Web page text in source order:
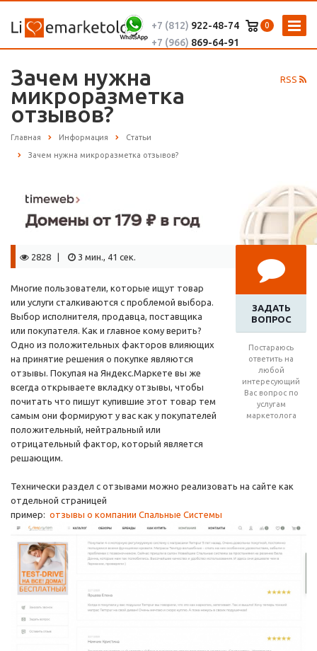
0
+7 (812) 922-48-74
+7 (966) 869-64-91
RSS
Зачем нужна
микроразметка
отзывов?
Главная Информация Статьи
Зачем нужна микроразметка отзывов?
ЗАДАТЬ
ВОПРОС
Постараюсь
ответить на
любой
интересующий
Вас вопрос по
услугам
маркетолога
2828 | 3 мин., 41 сек.
Многие пользователи, которые ищут товар
или услуги сталкиваются с проблемой выбора.
Выбор исполнителя, продавца, поставщика
или покупателя. Как и главное кому верить?
Одно из положительных факторов влияющих
на принятие решения о покупке являются
отзывы. Покупая на Яндекс.Маркете вы же
всегда открываете вкладку отзывы, чтобы
почитать что пишут купившие этот товар тем
самым они формируют у вас как у покупателей
положительный, нейтральный или
отрицательный фактор, который является
решающим.
Технически раздел с отзывами можно реализовать на сайте как
отдельной страницей
пример: отзывы о компании Спальные Системы